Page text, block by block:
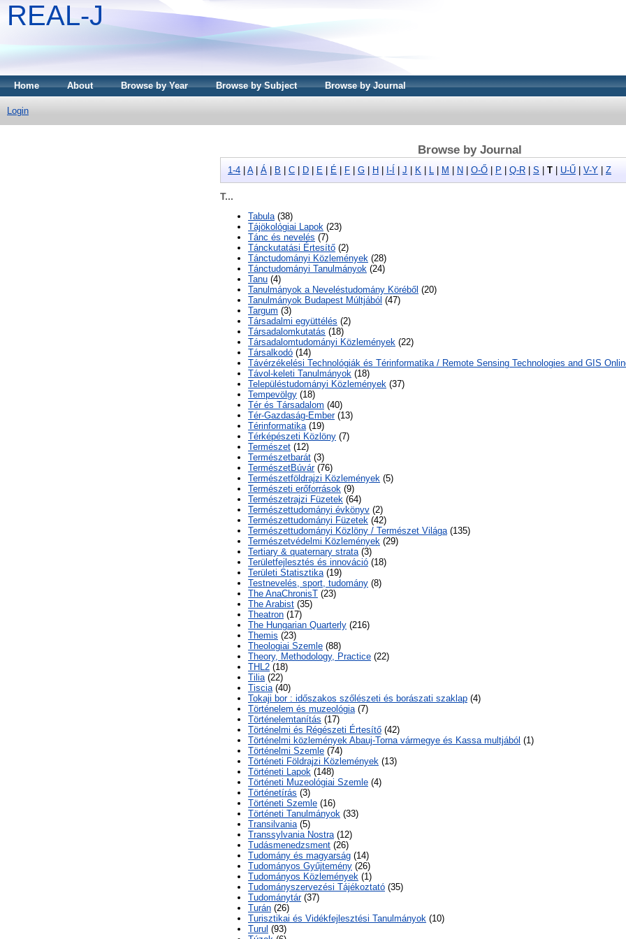
REAL-J
Home About Browse by Year Browse by Subject Browse by Journal
Login
Browse by Journal
1-4 A| Á B C D E É F G H I-Í J K M N O-Ő P Q-R S T U-Ű V-Y Z
T...
Tabula(38)
Tájökológiai Lapok (23)
Tánc és nevelés (7)
Tánckutatási Értesítő (2)
Tánctudományi Közlemények (28)
Tánctudományi Tanulmányok (24)
Tanu (4)
Tanulmányok a Neveléstudomány Köréből (20)
Tanulmányok Budapest Múltjából (47)
Targum (3)
Társadalmi együttélés (2)
Társadalomkutatás (18)
Társadalomtudományi Közlemények (22)
Társalkodó (14)
Távérzékelési Technológiák és Térinformatika / Remote Sensing Technologies and GIS
Távol-keleti Tanulmányok (18)
Településtudományi Közlemények (37)
Tempevölgy (18)
Tér és Társadalom (40)
Tér-Gazdaság-Ember(13)
Térinformatika(19)
Térképészeti Közlöny (7)
Természet (12)
Természetbarát (3)
TermészetBúvár(76)
Természetföldrajzi Közlemények (5)
Természeti erőforrások (9)
Természetrajzi Füzetek (64)
Természettudományi évkönyv (2)
Természettudományi Füzetek (42)
Természettudományi Közlöny / Természet Világa(135)
Természetvédelmi Közlemények (29)
Tertiary & quaternary strata(3)
Területfejlesztés és innováció (18)
Területi Statisztika(19)
Testnevelés, sport, tudomány (8)
The AnaChronisT (23)
The Arabist (35)
Theatron (17)
The Hungarian Quarterly (216)
Themis (23)
Theologiai Szemle (88)
Theory, Methodology, Practice (22)
THL2 (18)
Tilia(22)
Tiscia(40)
Tokaji bor : időszakos szőlészeti és borászati szaklap (4)
Történelem és muzeológia(7)
Történelemtanítás (17)
Történelmi és Régészeti Értesítő (42)
Történelmi közlemények Abauj-Torna vármegye és Kassa multjából (1)
Történelmi Szemle (74)
Történeti Földrajzi Közlemények (13)
Történeti Lapok (148)
Történeti Muzeológiai Szemle (4)
Történetírás (3)
Történeti Szemle (16)
Történeti Tanulmányok (33)
Transilvania(5)
Transsylvania Nostra(12)
Tudásmenedzsment (26)
Tudomány és magyarság (14)
Tudományos Gyűjtemény (26)
Tudományos Közlemények (1)
Tudományszervezési Tájékoztató (35)
Tudománytár(37)
Turán (26)
Turisztikai és Vidékfejlesztési Tanulmányok (10)
Turul (93)